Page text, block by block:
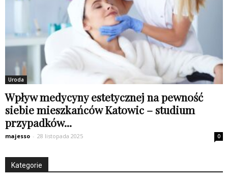
Uroda
Wpływ medycyny estetycznej na pewność
siebie mieszkańców Katowic – studium
przypadków...
majesso - 28 listopada 2025 0
Kategorie